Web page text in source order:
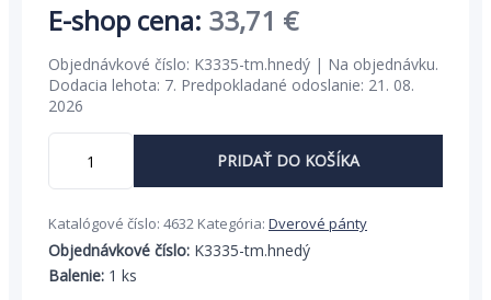
Pôvodná
cena
bola:
51,86 €.
33,71 €Aktuálna
cena
je:
33,71 €.
Objednávkové číslo: K3335-tm.hnedý | Na objednávku.
Dodacia lehota: 7. Predpokladané odoslanie: 21. 08.
2026
množstvo
Dverový
pánt
SIKU
3335
-
24-
PRIDAŤ DO KOŠÍKA
Katalógové číslo: 4632 Kategória: Dverové pánty
Objednávkové číslo: K3335-tm.hnedý
Balenie: 1 ks